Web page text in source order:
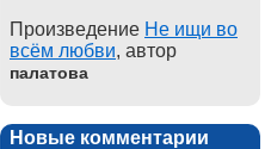
Произведение Не ищи во
всём любви, автор
палатова
Новые комментарии